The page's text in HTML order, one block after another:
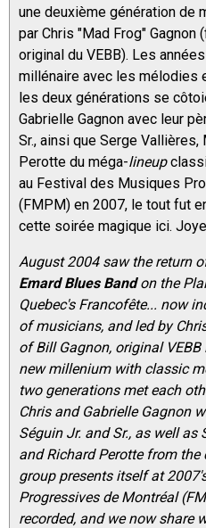
une deuxième génération de
par Chris "Mad Frog" Gagnon
original du VEBB). Les
millénaire avec les mélodies
les deux générations se
Gabrielle Gagnon avec leur
Sr., ainsi que Serge Vallières,
Perotte du méga-lineup
au Festival des Musiques
(FMPM) en 2007, le tout fut
cette soirée magique ici.
August 2004 saw the return
Emard Blues Bandon the
Quebec's Francofête... now
of musicians, and led by
of Bill Gagnon, original
new millenium with classic
two generations met each
Chris and Gabrielle Gagnon
Séguin Jr. and Sr., as well as
and Richard Perotte from
group presents itself at
Progressives de Montréal
recorded, and we now share